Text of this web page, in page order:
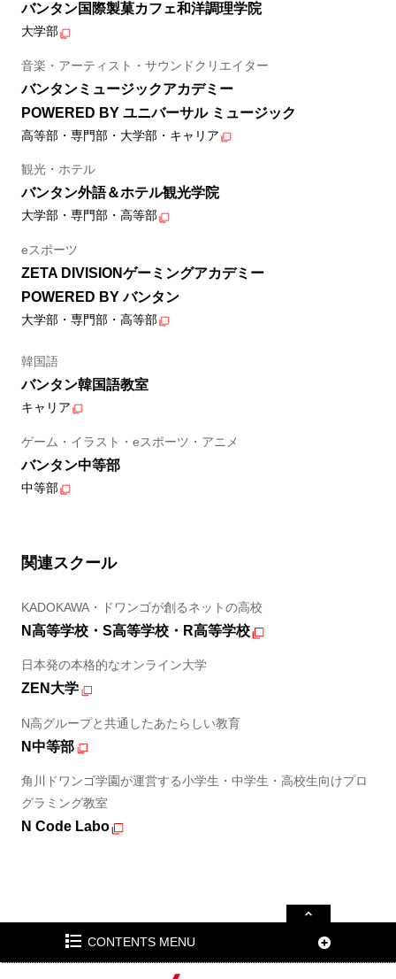
バンタン国際製菓カフェ和洋調理学院
大学部
音楽・アーティスト・サウンドクリエイター
バンタンミュージックアカデミー
POWERED BY ユニバーサル ミュージック
高等部・専門部・大学部・キャリア
観光・ホテル
バンタン外語＆ホテル観光学院
大学部・専門部・高等部
eスポーツ
ZETA DIVISIONゲーミングアカデミー
POWERED BY バンタン
大学部・専門部・高等部
韓国語
バンタン韓国語教室
キャリア
ゲーム・イラスト・eスポーツ・アニメ
バンタン中等部
中等部
関連スクール
KADOKAWA・ドワンゴが創るネットの高校
N高等学校・S高等学校・R高等学校
日本発の本格的なオンライン大学
ZEN大学
N高グループと共通したあたらしい教育
N中等部
角川ドワンゴ学園が運営する小学生・中学生・高校生向けプロ
グラミング教室
N Code Labo
CONTENTS MENU